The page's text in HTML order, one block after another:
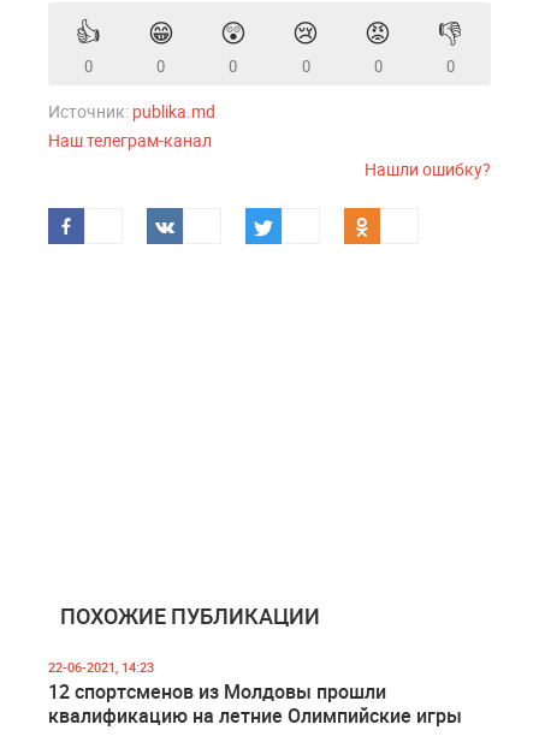
👍
0
😁
0
😲
0
😢
0
😡
0
👎
0
Источник: publika.md
Наш телеграм-канал
Нашли ошибку?
ПОХОЖИЕ ПУБЛИКАЦИИ
22-06-2021, 14:23
12 спортсменов из Молдовы прошли
квалификацию на летние Олимпийские игры